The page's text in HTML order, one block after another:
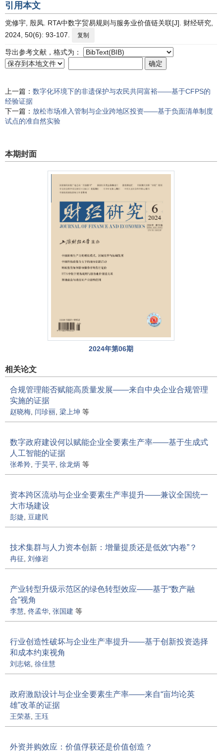
引用本文
党修宇, 殷凤. RTA中数字贸易规则与服务业价值链关联[J]. 财经研究,
2024, 50(6): 93-107.
复制
导出参考文献，格式为：
上一篇： 数字化环境下的非遗保护与农民共同富裕——基于CFPS的
经验证据
下一篇： 放松市场准入管制与企业跨地区投资——基于负面清单制度
试点的准自然实验
本期封面
2024年第06期
相关论文
合规管理能否赋能高质量发展——来自中央企业合规管理
实施的证据
赵晓梅 闫珍丽 梁上坤 等
数字政府建设何以赋能企业全要素生产率——基于生成式
人工智能的证据
张希羚 于昊平 徐龙炳 等
资本跨区流动与企业全要素生产率提升——兼议全国统一
大市场建设
彭婕 豆建民
技术集群与人力资本创新：增量提质还是低效“内卷”？
冉征 刘修岩
产业转型升级示范区的绿色转型效应——基于“数产融
合”视角
李慧 佟孟华 张国建 等
行业创造性破坏与企业生产率提升——基于创新投资选择
和成本约束视角
刘志铭 徐佳慧
政府激励设计与企业全要素生产率——来自“亩均论英
雄”改革的证据
王荣基 王珏
外资并购效应：价值俘获还是价值创造？